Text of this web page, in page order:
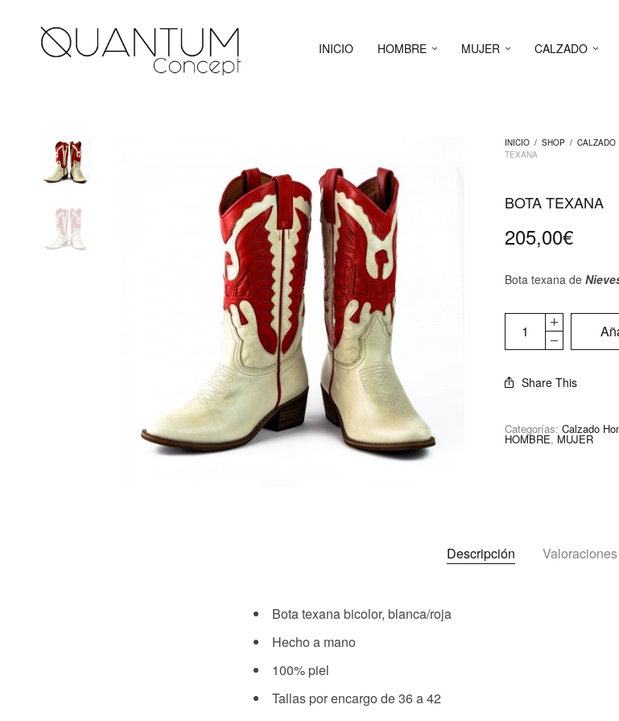
INICIO HOMBRE MUJER CALZADO
INICIO / SHOP / CALZADO
TEXANA
BOTA TEXANA
205,00€
Bota texana de
Share This
Categorías:Calzado
HOMBRE, MUJER
Descripción
Bota texana bicolor, blanca/roja
Hecho a mano
100% piel
Tallas por encargo de 36 a 42